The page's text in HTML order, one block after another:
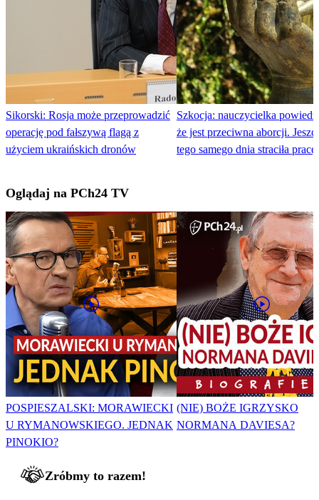
Sikorski: Rosja może przeprowadzić
operację pod fałszywą flagą z
użyciem ukraińskich dronów
Szkocja: nauczycielka
że jest przeciwna aborcji.
tego samego dnia straciła pracę
Oglądaj na PCh24 TV
POSPIESZALSKI: MORAWIECKI
U RYMANOWSKIEGO. JEDNAK
PINOKIO?
(NIE) BOŻE IGRZYSKO
NORMANA DAVIESA?
Zróbmy to razem!